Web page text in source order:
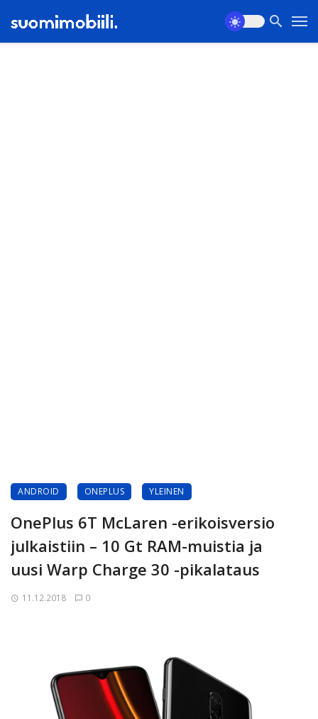
ANDROID ONEPLUS YLEINEN
OnePlus 6T McLaren -erikoisversio
julkaistiin – 10 Gt RAM-muistia ja
uusi Warp Charge 30 -pikalataus
11.12.2018 0